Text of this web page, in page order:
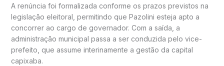
A renúncia foi formalizada conforme os prazos previstos na
legislação eleitoral, permitindo que Pazolini esteja apto a
concorrer ao cargo de governador. Com a saída, a
administração municipal passa a ser conduzida pelo vice-
prefeito, que assume interinamente a gestão da capital
capixaba.